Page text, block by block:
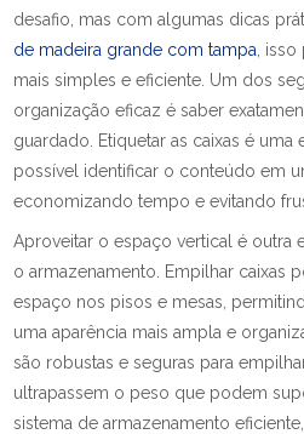
desafio, mas com algumas dicas
de madeira grande com tampa ,
mais simples e eficiente. Um dos
organização eficaz é saber
guardado. Etiquetar as caixas é uma
possível identificar o conteúdo em
economizando tempo e evitando
Aproveitar o espaço vertical é outra
o armazenamento. Empilhar caixas
espaço nos pisos e mesas,
uma aparência mais ampla e
são robustas e seguras para
ultrapassem o peso que podem
sistema de armazenamento